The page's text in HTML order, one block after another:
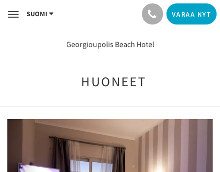
ToggleSUOMI VARAA NYT
Georgioupolis Beach Hotel
HUONEET
Previous